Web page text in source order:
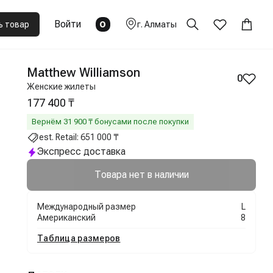
товар Войти 0 г. Алматы
Matthew Williamson
Женские жилеты
0
177 400 ₸
Вернём 31 900 ₸ бонусами после покупки
est. Retail: 651 000 ₸
Экспресс доставка
Товара нет в наличии
Международный размер
L
Американский
8
Таблица размеров